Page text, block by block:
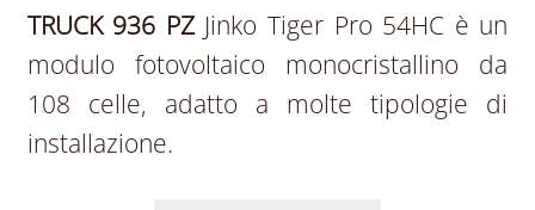
TRUCK 936 PZJinko Tiger Pro 54HC è un
modulo fotovoltaico monocristallino da
108 celle, adatto a molte tipologie di
installazione.